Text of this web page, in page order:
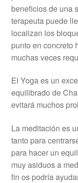
beneficios de una
terapeuta puede
localizan los
punto en concreto
muchas veces
El Yoga es un
equilibrado de
evitará muchos
La meditación es
tanto para
para hacer un
muy asiduos a
fin os podría